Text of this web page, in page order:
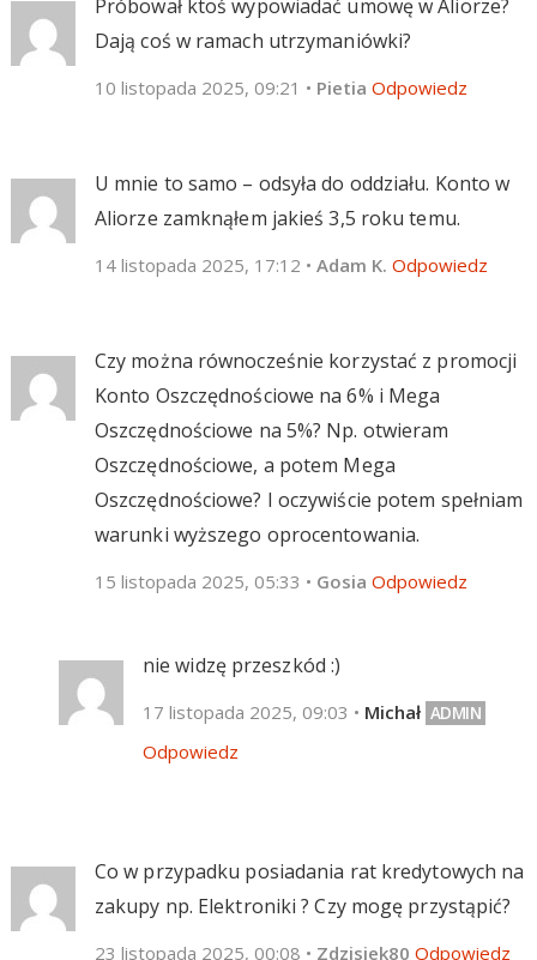
Próbował ktoś wypowiadać umowę w Aliorze?
Dają coś w ramach utrzymaniówki?
10 listopada 2025, 09:21 • Pietia Odpowiedz
U mnie to samo – odsyła do oddziału. Konto w
Aliorze zamknąłem jakieś 3,5 roku temu.
14 listopada 2025, 17:12 • Adam K. Odpowiedz
Czy można równocześnie korzystać z promocji
Konto Oszczędnościowe na 6% i Mega
Oszczędnościowe na 5%? Np. otwieram
Oszczędnościowe, a potem Mega
Oszczędnościowe? I oczywiście potem spełniam
warunki wyższego oprocentowania.
15 listopada 2025, 05:33 • Gosia Odpowiedz
nie widzę przeszkód :)
17 listopada 2025, 09:03 • Michał
Odpowiedz
Co w przypadku posiadania rat kredytowych na
zakupy np. Elektroniki ? Czy mogę przystąpić?
23 listopada 2025, 00:08 • Zdzisiek80 Odpowiedz